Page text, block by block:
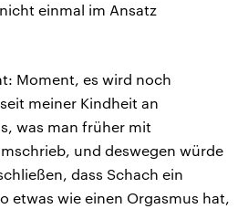
einmal im Ansatz
Moment, es wird noch
meiner Kindheit an
was man früher mit
und deswegen würde
dass Schach ein
etwas wie einen Orgasmus hat,